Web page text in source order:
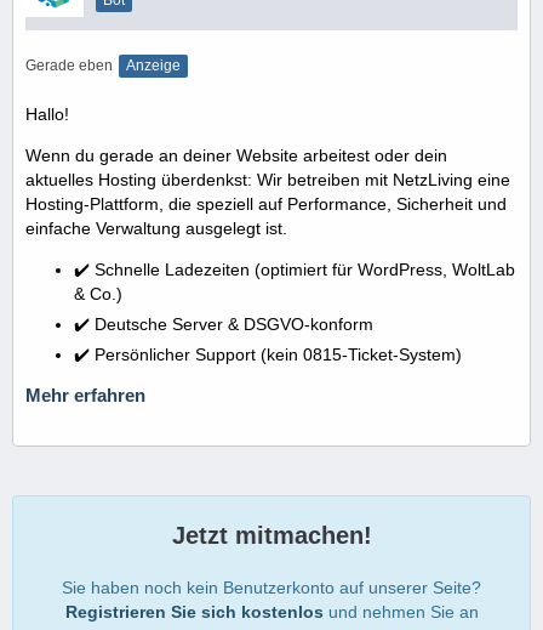
Gerade eben Anzeige
Hallo!
Wenn du gerade an deiner Website arbeitest oder dein
aktuelles Hosting überdenkst: Wir betreiben mit NetzLiving eine
Hosting-Plattform, die speziell auf Performance, Sicherheit und
einfache Verwaltung ausgelegt ist.
✔️ Schnelle Ladezeiten (optimiert für WordPress, WoltLab
& Co.)
✔️ Deutsche Server & DSGVO-konform
✔️ Persönlicher Support (kein 0815-Ticket-System)
Mehr erfahren
Jetzt mitmachen!
Sie haben noch kein Benutzerkonto auf unserer Seite?
Registrieren Sie sich kostenlos und nehmen Sie an